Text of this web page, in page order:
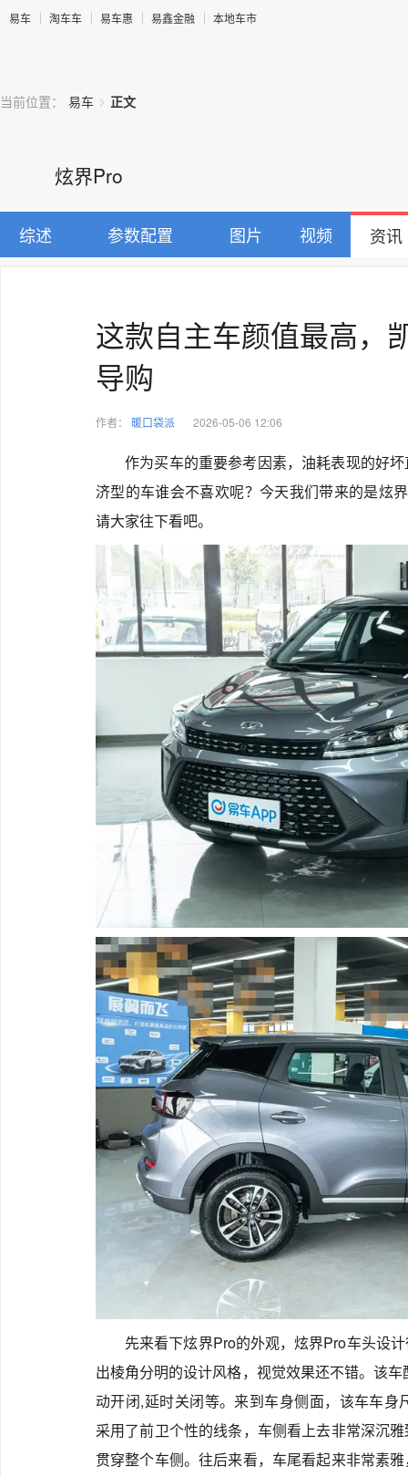
易车 淘车车 易车惠 易鑫金融 本地车市
当前位置： 易车 > 正文
炫界Pro
综述 参数配置 图片 视频 资讯
这款自主车颜值最高，
导购
作者： 暖口袋派 2026-05-06 12:06
作为买车的重要参考因素，油耗表现的好
济型的车谁会不喜欢呢？今天我们带来的是炫
请大家往下看吧。
先来看下炫界Pro的外观，炫界Pro车头设
出棱角分明的设计风格，视觉效果还不错。该
动开闭,延时关闭等。来到车身侧面，该车车身
采用了前卫个性的线条，车侧看上去非常深沉
贯穿整个车侧。往后来看，车尾看起来非常素